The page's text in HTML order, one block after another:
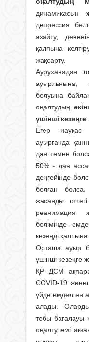
оңалтудың
динамикасын
депрессия
азайту,
қалпына
жақсарту.
Ауруханадан
ауырлығына,
болуына
оңалтудың
үшінші кезеңге
Егер науқас
ауырғанда
дан төмен
50% - дан асса
деңгейінде
болған
жасанды
реанимация
бөлімінде
кезеңді
Орташа ауыр
үшінші кезеңге
ҚР ДСМ
COVID-19
үйде емделген
алады.
тобы бағалауы
оңалту емі